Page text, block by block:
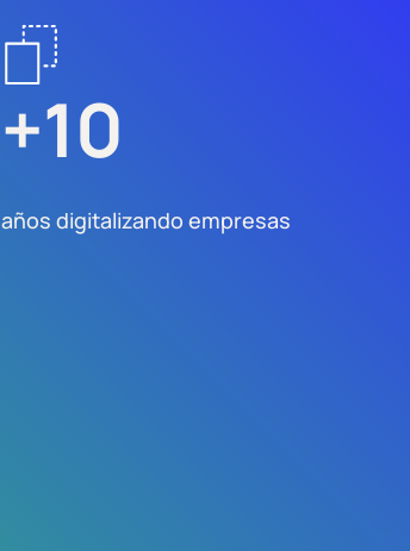
+10
años digitalizando empresas